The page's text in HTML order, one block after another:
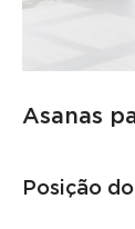
Asanas
Posição